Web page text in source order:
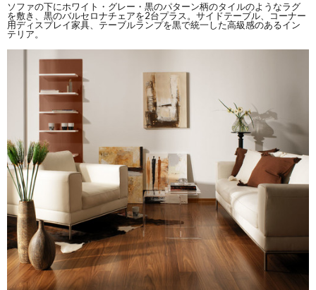
ソファの下にホワイト・グレー・黒のパターン柄のタイルのようなラグ
を敷き、黒のバルセロナチェアを2台プラス。サイドテーブル、コーナー
用ディスプレイ家具、テーブルランプを黒で統一した高級感のあるイン
テリア。